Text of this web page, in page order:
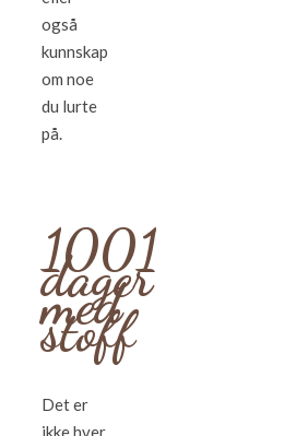
også
kunnskap
om noe
du lurte
på.
1001
dager
med
stoff
Det er
ikke hver